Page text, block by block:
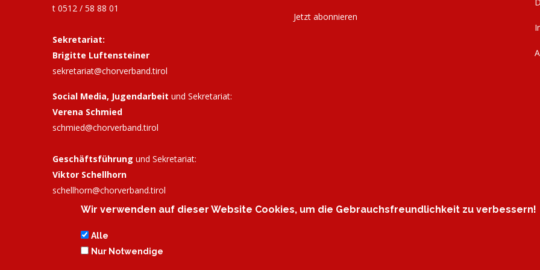
t 0512 / 58 88 01
Sekretariat:
Brigitte Luftensteiner
sekretariat@chorverband.tirol
Social Media, Jugendarbeit und Sekretariat:
Verena Schmied
schmied@chorverband.tirol
Geschäftsführung und Sekretariat:
Viktor Schellhorn
schellhorn@chorverband.tirol
Bankverbindung:Tiroler Sparkasse, IBAN: AT72
2050 3033 0298 8625, BIC: SPIHAT22XXX
Jetzt abonnieren
Wir verwenden auf dieser Website Cookies, um die Gebrauchsfreundlichkeit zu verbessern!
Alle
Nur Notwendige